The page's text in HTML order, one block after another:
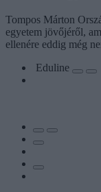
Tompos Márton
egyetem jövőjéről,
ellenére eddig még
Eduline